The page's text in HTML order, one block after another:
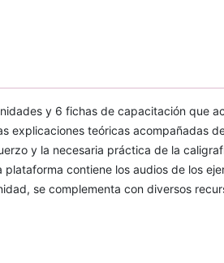
y 6 fichas de capacitación que
explicaciones teóricas acompañadas
y la necesaria práctica de la
contiene los audios de los
se complementa con diversos